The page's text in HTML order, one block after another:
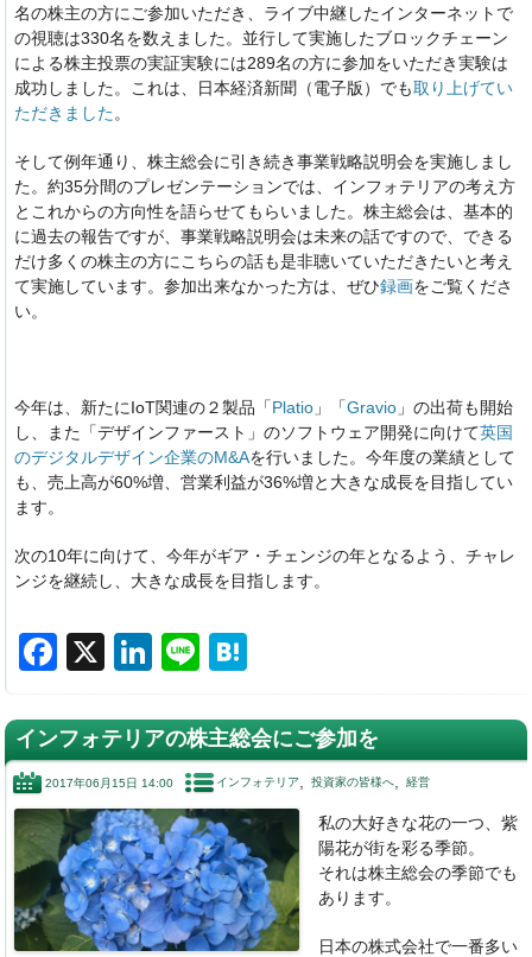
名の株主の方にご参加いただき、ライブ中継したインターネットで
の視聴は330名を数えました。並行して実施したブロックチェーン
による株主投票の実証実験には289名の方に参加をいただき実験は
成功しました。これは、日本経済新聞（電子版）でも取り上げてい
ただきました。
そして例年通り、株主総会に引き続き事業戦略説明会を実施しまし
た。約35分間のプレゼンテーションでは、インフォテリアの考え方
とこれからの方向性を語らせてもらいました。株主総会は、基本的
に過去の報告ですが、事業戦略説明会は未来の話ですので、できる
だけ多くの株主の方にこちらの話も是非聴いていただきたいと考え
て実施しています。参加出来なかった方は、ぜひ録画をご覧くださ
い。
今年は、新たにIoT関連の２製品「Platio 」「Gravio 」の出荷も開始
し、また「デザインファースト」のソフトウェア開発に向けて英国
のデジタルデザイン企業のM&Aを行いました。今年度の業績として
も、売上高が60%増、営業利益が36%増と大きな成長を目指してい
ます。
次の10年に向けて、今年がギア・チェンジの年となるよう、チャレ
ンジを継続し、大きな成長を目指します。
F
c
e
b
o
o
k
X
Li
k
e
dI
n
Li
e
e
n
a
インフォテリアの株主総会にご参加を
2017年06月15日 14:00 インフォテリア 投資家の皆様へ 経営
私の大好きな花の一つ、紫
陽花が街を彩る季節。
それは株主総会の季節でも
あります。
日本の株式会社で一番多い